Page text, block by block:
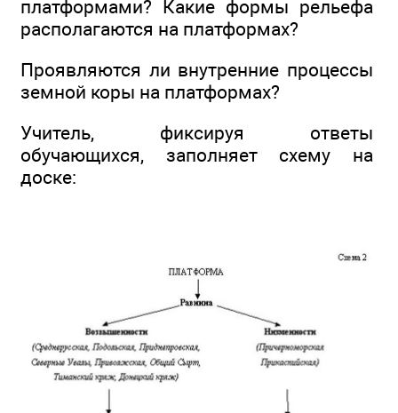
платформами? Какие формы рельефа
располагаются на платформах?
Проявляются ли внутренние процессы
земной коры на платформах?
Учитель, фиксируя ответы
обучающихся, заполняет схему на
доске: